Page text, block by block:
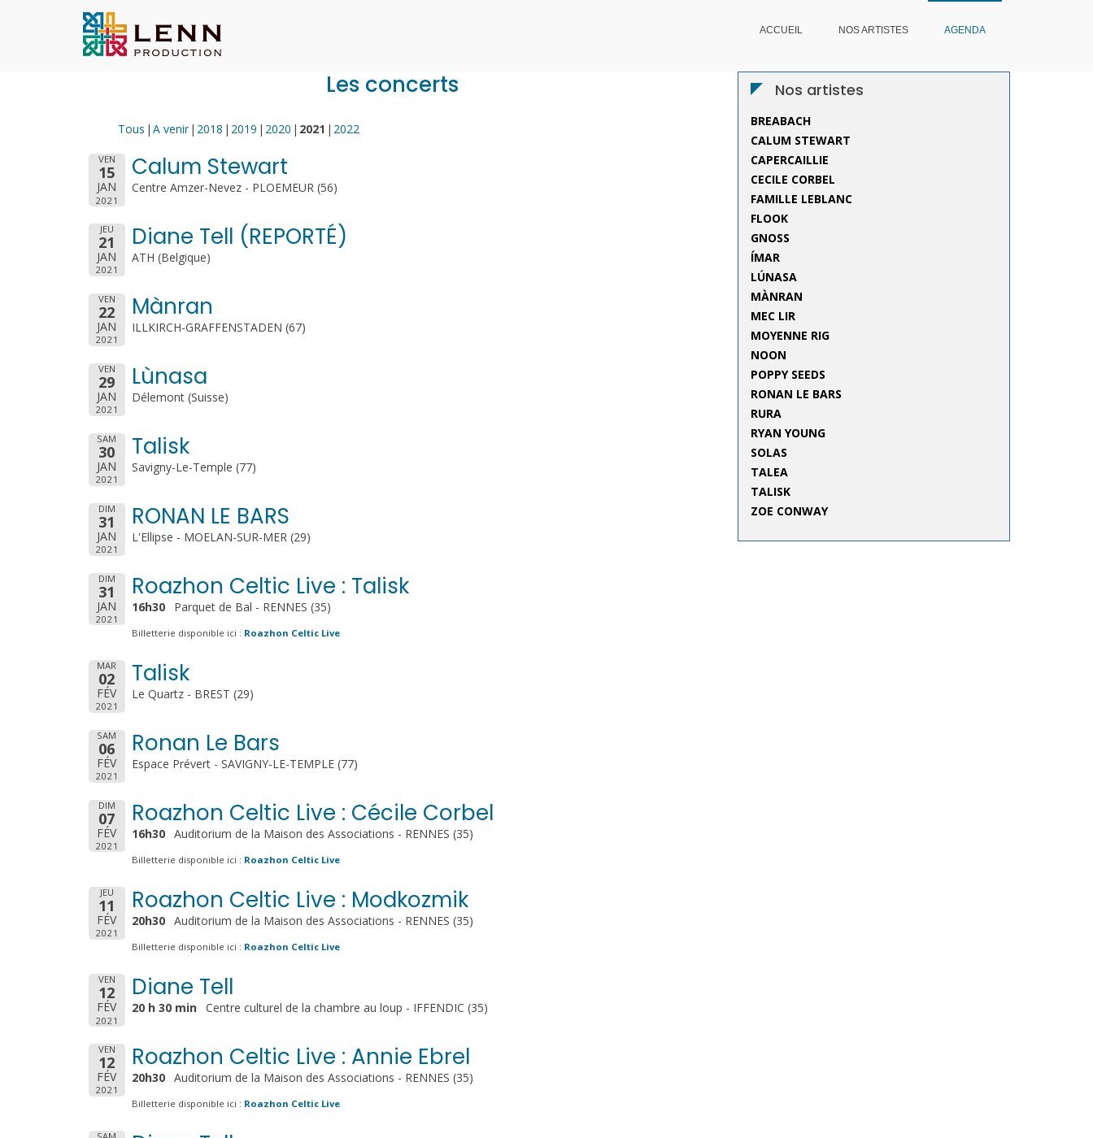
ACCUEIL NOS ARTISTES AGENDA
Les concerts
Tous A venir 2018 2019 2020 2021 2022
VEN
15
JAN
2021
Calum Stewart
Centre Amzer-Nevez - PLOEMEUR (56)
JEU
21
JAN
2021
Diane Tell (REPORTÉ)
ATH (Belgique)
VEN
22
JAN
2021
Mànran
ILLKIRCH-GRAFFENSTADEN (67)
VEN
29
JAN
2021
Lùnasa
Délemont (Suisse)
SAM
30
JAN
2021
Talisk
Savigny-Le-Temple (77)
DIM
31
JAN
2021
RONAN LE BARS
L'Ellipse - MOELAN-SUR-MER (29)
DIM
31
JAN
2021
Roazhon Celtic Live : Talisk
16h30 Parquet de Bal - RENNES (35)
Billetterie disponible ici : Roazhon Celtic Live
MAR
02
FÉV
2021
Talisk
Le Quartz - BREST (29)
SAM
06
FÉV
2021
Ronan Le Bars
Espace Prévert - SAVIGNY-LE-TEMPLE (77)
DIM
07
FÉV
2021
Roazhon Celtic Live : Cécile Corbel
16h30 Auditorium de la Maison des Associations - RENNES (35)
Billetterie disponible ici : Roazhon Celtic Live
JEU
11
FÉV
2021
Roazhon Celtic Live : Modkozmik
20h30 Auditorium de la Maison des Associations - RENNES (35)
Billetterie disponible ici : Roazhon Celtic Live
VEN
12
FÉV
2021
Diane Tell
20 h 30 min Centre culturel de la chambre au loup - IFFENDIC (35)
VEN
12
FÉV
2021
Roazhon Celtic Live : Annie Ebrel
20h30 Auditorium de la Maison des Associations - RENNES (35)
Billetterie disponible ici : Roazhon Celtic Live
Nos artistes
BREABACH
CALUM STEWART
CAPERCAILLIE
CECILE CORBEL
FAMILLE LEBLANC
FLOOK
GNOSS
ÍMAR
LÚNASA
MÀNRAN
MEC LIR
MOYENNE RIG
NOON
POPPY SEEDS
RONAN LE BARS
RURA
RYAN YOUNG
SOLAS
TALEA
TALISK
ZOE CONWAY